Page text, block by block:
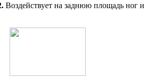
Воздействует на заднюю площадь ног и